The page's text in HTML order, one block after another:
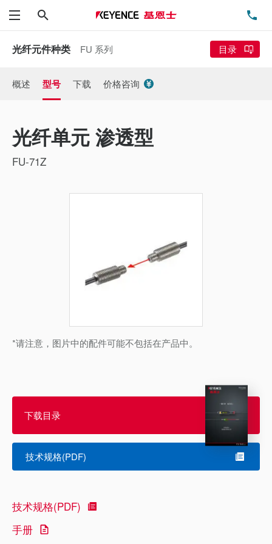
菜单
光纤元件种类 FU 系列 目录
概述 型号 下载 价格咨询
光纤单元 渗透型
FU-71Z
*请注意，图片中的配件可能不包括在产品中。
下载目录
技术规格(PDF)
技术规格(PDF)
手册